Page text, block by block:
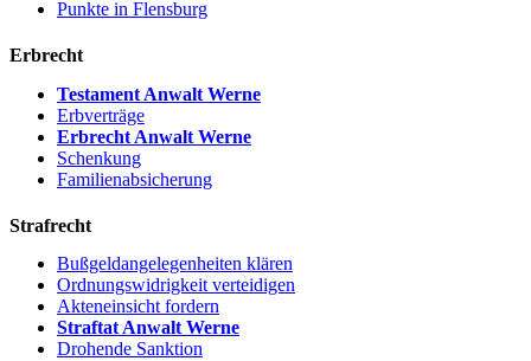
Punkte in Flensburg
Erbrecht
Testament Anwalt Werne
Erbverträge
Erbrecht Anwalt Werne
Schenkung
Familienabsicherung
Strafrecht
Bußgeldangelegenheiten klären
Ordnungswidrigkeit verteidigen
Akteneinsicht fordern
Straftat Anwalt Werne
Drohende Sanktion